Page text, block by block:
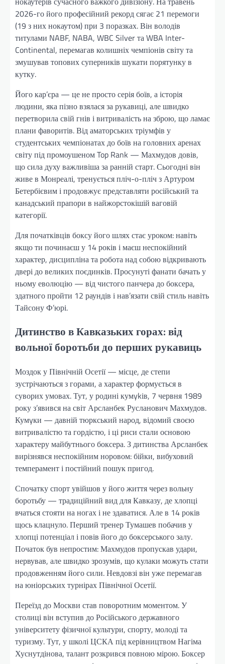
2026-го його професійний рекорд сягає 21 перемоги
(19 з них нокаутом) при 3 поразках. Він володів
титулами NABF, NABA, WBC Silver та WBA Inter-
Continental, перемагав колишніх чемпіонів світу та
змушував топових суперників шукати порятунку в
кутку.
Його кар’єра — це не просто серія боїв, а історія
людини, яка пізно взялася за рукавиці, але швидко
перетворила свій гнів і витривалість на зброю, що ламає
плани фаворитів. Від аматорських тріумфів у
студентських чемпіонатах до боїв на головних аренах
світу під промоушеном Top Rank — Махмудов довів,
що сила духу важливіша за ранній старт. Сьогодні він
живе в Монреалі, тренується пліч-о-пліч з Артуром
Бетербієвим і продовжує представляти російський та
канадський прапори в найжорстокішій ваговій
категорії.
Для початківців боксу його шлях стає уроком: навіть
якщо ти починаєш у 14 років і маєш неспокійний
характер, дисципліна та робота над собою відкривають
двері до великих поєдинків. Просунуті фанати бачать у
ньому еволюцію — від чистого панчера до боксера,
здатного пройти 12 раундів і нав’язати свій стиль навіть
Тайсону Ф’юрі.
Дитинство в Кавказьких горах: від
вольної боротьби до перших рукавиць
Моздок у Північній Осетії — місце, де степи
зустрічаються з горами, а характер формується в
суворих умовах. Тут, у родині кумykів, 7 червня 1989
року з’явився на світ Арсланбек Русланович Махмудов.
Кумyки — давній тюркський народ, відомий своєю
витривалістю та гордістю, і ці риси стали основою
характеру майбутнього боксера. З дитинства Арсланбек
вирізнявся неспокійним норовом: бійки, вибуховий
темперамент і постійний пошук пригод.
Спочатку спорт увійшов у його життя через вольну
боротьбу — традиційний вид для Кавказу, де хлопці
вчаться стояти на ногах і не здаватися. Але в 14 років
щось клацнуло. Перший тренер Тумашев побачив у
хлопці потенціал і повів його до боксерського залу.
Початок був непростим: Махмудов пропускав удари,
нервував, але швидко зрозумів, що кулаки можуть стати
продовженням його сили. Невдовзі він уже перемагав
на юніорських турнірах Північної Осетії.
Переїзд до Москви став поворотним моментом. У
столиці він вступив до Російського державного
університету фізичної культури, спорту, молоді та
туризму. Тут, у школі ЦСКА під керівництвом Нагіма
Хуснутдінова, талант розкрився повною мірою. Боксер